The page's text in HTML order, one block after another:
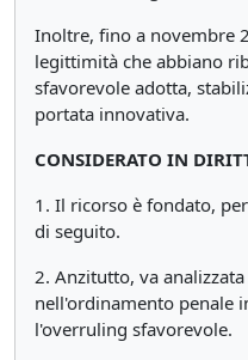
Inoltre, fino a novembre
legittimità che abbiano
sfavorevole adotta,
portata innovativa.
CONSIDERATO IN
1. Il ricorso è fondato,
di seguito.
2. Anzitutto, va
nell'ordinamento penale
l'overruling sfavorevole.